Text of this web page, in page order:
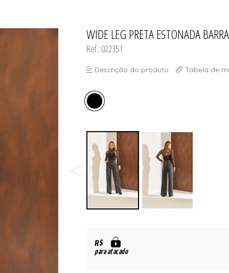
TODOS DE
TODOS DE SELEÇÃO
WIDE LEG PRETA ESTONADA
Ref.: 022351
Descrição do produto Tabela de
R$
para atacado